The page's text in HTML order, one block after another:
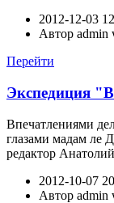
2012-12-03
Автор admin
Перейти
Экспедиция
Впечатлениями
глазами мадам ле
редактор
2012-10-07
Автор admin